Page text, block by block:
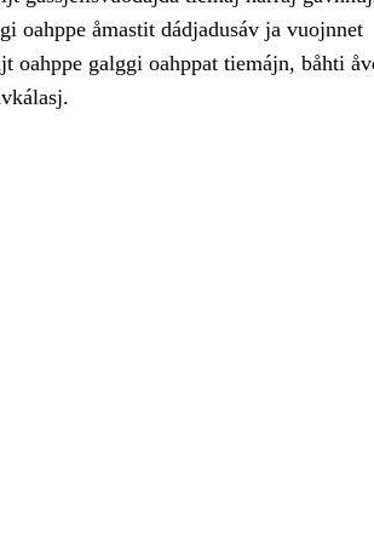
oahppe åmastit dádjadusáv ja vuojnnet
oahppe galggi oahppat tiemájn, båhti